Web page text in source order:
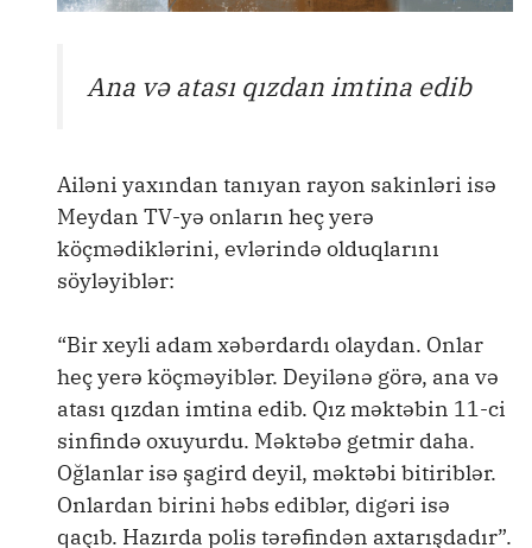
Ana və atası qızdan imtina edib
Ailəni yaxından tanıyan rayon sakinləri isə
Meydan TV-yə onların heç yerə
köçmədiklərini, evlərində olduqlarını
söyləyiblər:
“Bir xeyli adam xəbərdardı olaydan. Onlar
heç yerə köçməyiblər. Deyilənə görə, ana və
atası qızdan imtina edib. Qız məktəbin 11-ci
sinfində oxuyurdu. Məktəbə getmir daha.
Oğlanlar isə şagird deyil, məktəbi bitiriblər.
Onlardan birini həbs ediblər, digəri isə
qaçıb. Hazırda polis tərəfindən axtarışdadır”.